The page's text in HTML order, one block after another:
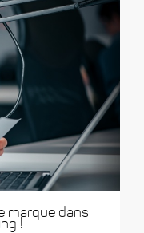
marque dans
!